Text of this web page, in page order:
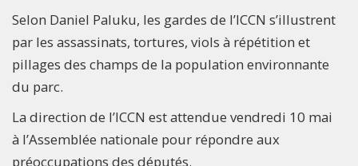
Selon Daniel Paluku, les gardes de l’ICCN s’illustrent
par les assassinats, tortures, viols à répétition et
pillages des champs de la population environnante
du parc.
La direction de l’ICCN est attendue vendredi 10 mai
à l’Assemblée nationale pour répondre aux
préoccupations des députés.